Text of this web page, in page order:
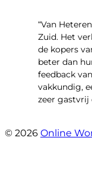
“Van
Zuid. Het
de kopers
beter dan
feedback
vakkundig,
zeer gastvrij
© 2026 Online